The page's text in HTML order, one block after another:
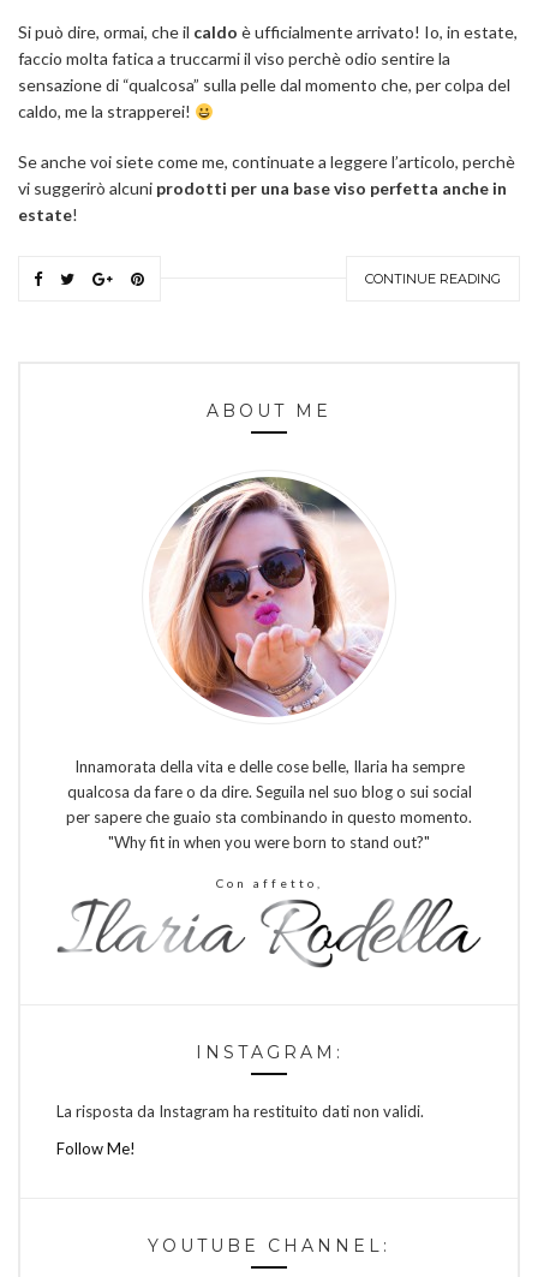
Si può dire, ormai, che il caldo è ufficialmente arrivato! Io, in estate,
faccio molta fatica a truccarmi il viso perchè odio sentire la
sensazione di “qualcosa” sulla pelle dal momento che, per colpa del
caldo, me la strapperei!
Se anche voi siete come me, continuate a leggere l’articolo, perchè
vi suggerirò alcuni prodotti per una base viso perfetta anche in
estate!
CONTINUE READING
ABOUT ME
Innamorata della vita e delle cose belle, Ilaria ha sempre
qualcosa da fare o da dire. Seguila nel suo blog o sui social
per sapere che guaio sta combinando in questo momento.
"Why fit in when you were born to stand out?"
Con affetto,
INSTAGRAM:
La risposta da Instagram ha restituito dati non validi.
Follow Me!
YOUTUBE CHANNEL: